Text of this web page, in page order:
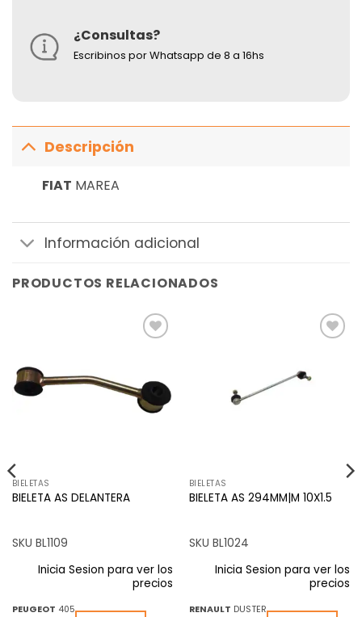
¿Consultas?
Escribinos por Whatsapp de 8 a 16hs
Descripción
FIAT MAREA
Información adicional
PRODUCTOS RELACIONADOS
deseos
BIELETAS
BIELETA AS DELANTERA
SKU BL1109
Inicia Sesion para ver los
precios
PEUGEOT 405
lista de
deseos
BIELETAS
BIELETA AS 294MM|M 10X1.5
SKU BL1024
Inicia Sesion para ver los
precios
RENAULT DUSTER